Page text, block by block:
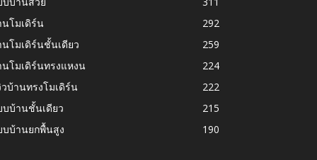
โมเดิร์น
292
โมเดิร์นชั้นเดียว
259
โมเดิร์นทรงแหงน
224
บ้านทรงโมเดิร์น
222
บบ้านชั้นเดียว
215
บบ้านยกพื้นสูง
190